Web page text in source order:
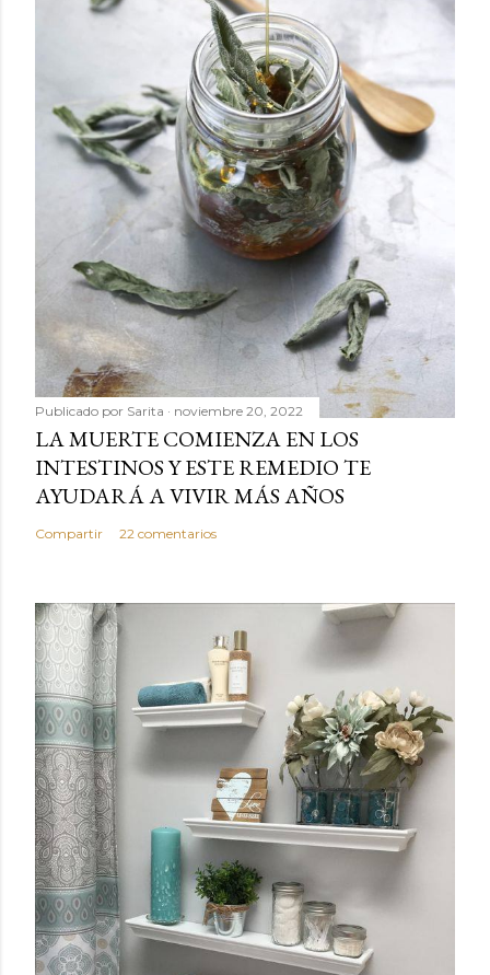
Publicado por Sarita noviembre 20, 2022
LA MUERTE COMIENZA EN LOS
INTESTINOS Y ESTE REMEDIO TE
AYUDARÁ A VIVIR MÁS AÑOS
Compartir 22 comentarios